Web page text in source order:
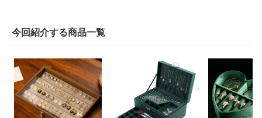
今回紹介する商品一覧